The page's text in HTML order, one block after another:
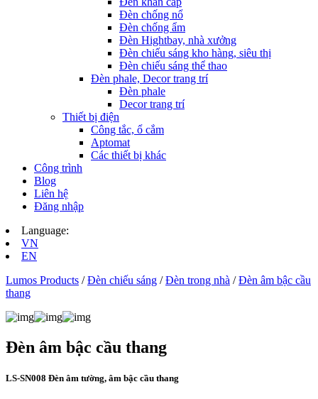
Đèn chống nổ
Đèn chống ẩm
Đèn Hightbay, nhà xưởng
Đèn chiếu sáng kho hàng, siêu thị
Đèn chiếu sáng thể thao
Đèn phale, Decor trang trí
Đèn phale
Decor trang trí
Thiết bị điện
Công tắc, ổ cắm
Aptomat
Các thiết bị khác
Công trình
Blog
Liên hệ
Đăng nhập
Language:
VN
EN
Lumos Products /Đèn chiếu sáng /Đèn trong nhà /Đèn âm bậc cầu
thang
Đèn âm bậc cầu thang
LS-SN008 Đèn âm tường, âm bậc cầu thang